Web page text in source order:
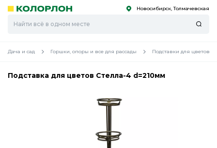
Скоро
Скоро Новосибирск, Толмачевская
Дача и сад Горшки, опоры и все для рассады Подставки для цветов
Подставка для цветов Стелла-4 d=210мм